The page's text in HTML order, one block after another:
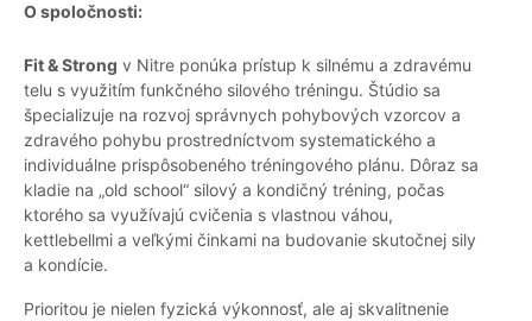
O spoločnosti:
Fit & Strong v Nitre ponúka prístup k silnému a zdravému
telu s využitím funkčného silového tréningu. Štúdio sa
špecializuje na rozvoj správnych pohybových vzorcov a
zdravého pohybu prostredníctvom systematického a
individuálne prispôsobeného tréningového plánu. Dôraz sa
kladie na „old school“ silový a kondičný tréning, počas
ktorého sa využívajú cvičenia s vlastnou váhou,
kettlebellmi a veľkými činkami na budovanie skutočnej sily
a kondície.
Prioritou je nielen fyzická výkonnosť, ale aj skvalitnenie